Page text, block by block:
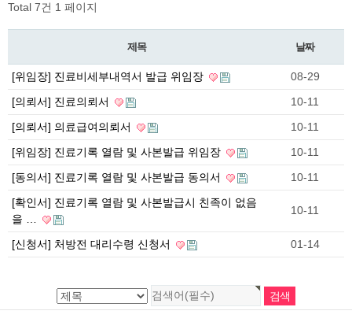
Total 7건 1 페이지
제목 날짜
[위임장] 진료비세부내역서 발급 위임장
08-29
[의뢰서] 진료의뢰서
10-11
[의뢰서] 의료급여의뢰서
10-11
[위임장] 진료기록 열람 및 사본발급 위임장
10-11
[동의서] 진료기록 열람 및 사본발급 동의서
10-11
[확인서] 진료기록 열람 및 사본발급시 친족이 없음
을 …
10-11
[신청서] 처방전 대리수령 신청서 01-14